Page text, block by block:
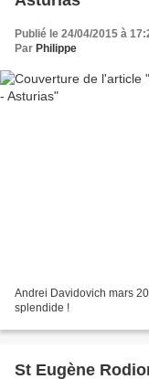
Publié le 24/04/2015 à
Par Philippe
Andrei Davidovich mars
splendide !
St Eugène